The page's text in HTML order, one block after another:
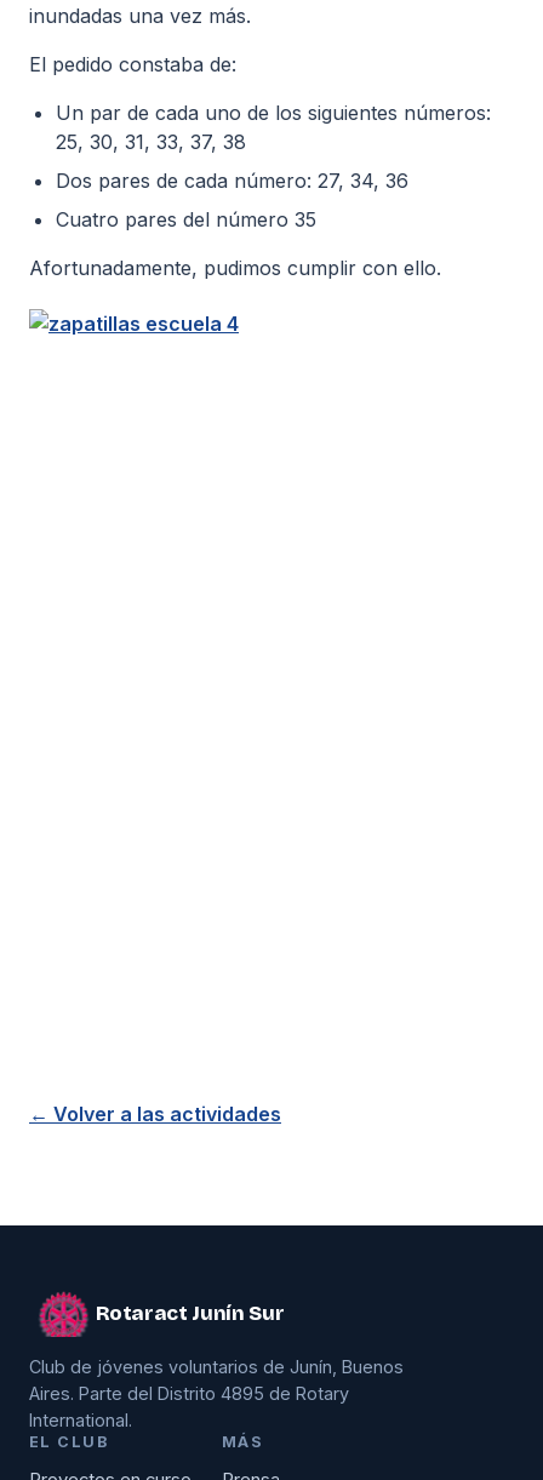
inundadas una vez más.
El pedido constaba de:
Un par de cada uno de los siguientes números:
25, 30, 31, 33, 37, 38
Dos pares de cada número: 27, 34, 36
Cuatro pares del número 35
Afortunadamente, pudimos cumplir con ello.
← Volver a las actividades
Rotaract Junín Sur
Club de jóvenes voluntarios de Junín, Buenos
Aires. Parte del Distrito 4895 de Rotary
International.
EL CLUB MÁS